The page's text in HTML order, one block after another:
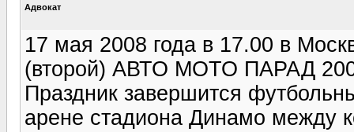
Адвокат
17 мая 2008 года в 17.00 в
(второй) АВТО МОТО ПАРАД
Праздник завершится
арене стадиона Динамо